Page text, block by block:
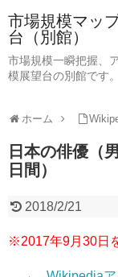
市場規模マッ
台（別館）
市場規模一瞬把握、
模展望台の別館です。
ホーム
日本の俳優（
日間）
2018/2/21
※2017年9月30日